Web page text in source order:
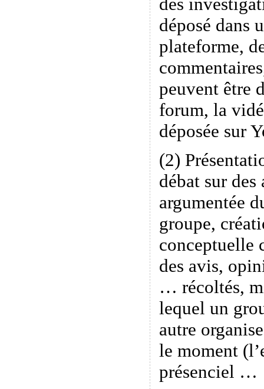
déposé dans
plateforme,
peuvent être
forum, la
déposée sur
(2)
débat sur
argumentée
groupe,
conceptuelle
des avis,
… récoltés,
lequel un
autre
le moment
présenciel …